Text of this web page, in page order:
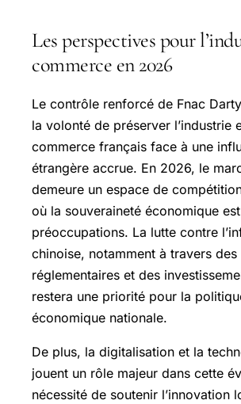
Les perspectives pour
commerce en 2026
Le contrôle renforcé de Fnac
la volonté de préserver l’industrie
commerce français face à une
étrangère accrue. En 2026, le
demeure un espace de
où la souveraineté économique
préoccupations. La lutte contre
chinoise, notamment à travers des
réglementaires et des
restera une priorité pour la
économique nationale.
De plus, la digitalisation et la
jouent un rôle majeur dans cette
nécessité de soutenir l’innovation